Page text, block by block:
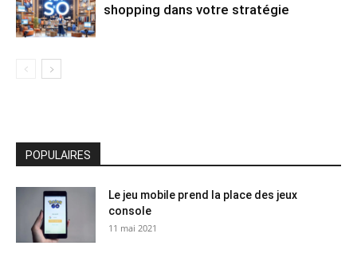
shopping dans votre stratégie
POPULAIRES
Le jeu mobile prend la place des jeux
console
11 mai 2021